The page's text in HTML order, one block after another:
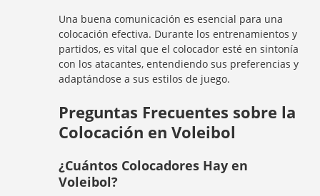
Una buena comunicación es esencial para una
colocación efectiva. Durante los entrenamientos y
partidos, es vital que el colocador esté en sintonía
con los atacantes, entendiendo sus preferencias y
adaptándose a sus estilos de juego.
Preguntas Frecuentes sobre la
Colocación en Voleibol
¿Cuántos Colocadores Hay en
Voleibol?